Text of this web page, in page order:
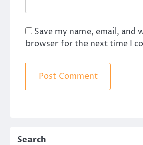
Save my name, email, and
browser for the next time I
Search